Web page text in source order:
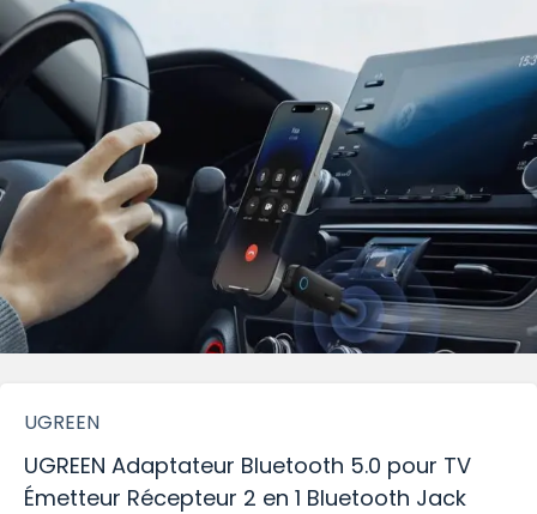
UGREEN
UGREEN Adaptateur Bluetooth 5.0 pour TV
Émetteur Récepteur 2 en 1 Bluetooth Jack